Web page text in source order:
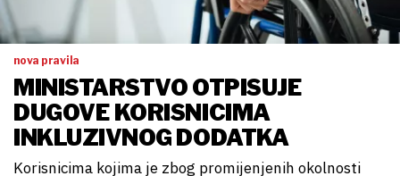
nova pravila
MINISTARSTVO OTPISUJE
DUGOVE KORISNICIMA
INKLUZIVNOG DODATKA
Korisnicima kojima je zbog promijenjenih okolnosti